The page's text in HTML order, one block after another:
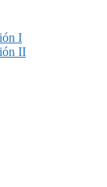
I
II